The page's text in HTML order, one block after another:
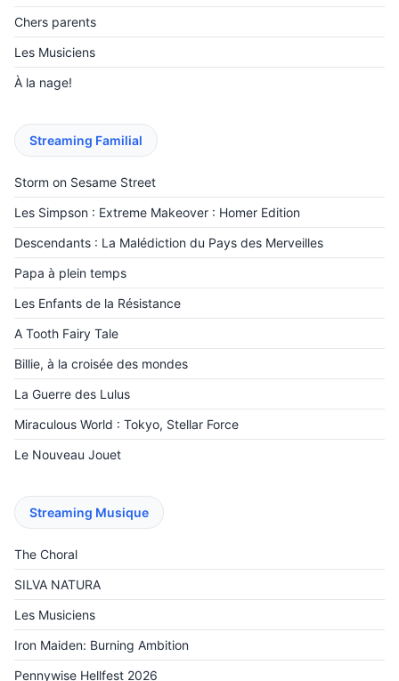
Chers parents
Les Musiciens
À la nage!
Streaming Familial
Storm on Sesame Street
Les Simpson : Extreme Makeover : Homer Edition
Descendants : La Malédiction du Pays des Merveilles
‎Papa à plein temps
Les Enfants de la Résistance
A Tooth Fairy Tale
Billie, à la croisée des mondes
La Guerre des Lulus
Miraculous World : Tokyo, Stellar Force
Le Nouveau Jouet
Streaming Musique
The Choral
SILVA NATURA
Les Musiciens
Iron Maiden: Burning Ambition
Pennywise Hellfest 2026